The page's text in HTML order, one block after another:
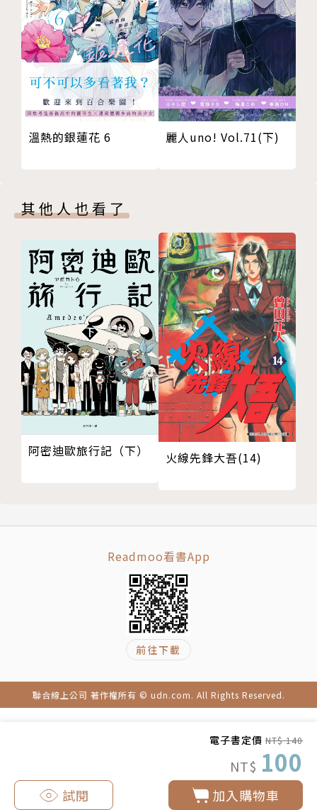
電子書定價 NT$ 140
NT$ 100
加入購物車
試閱
溫熱的銀蓮花 6 麗人uno! Vol.71(下)
其他人也看了
阿密迪歐旅行記（下） 火線先鋒大吾(14)
Readmoo看書App
前往下載
聯合線上公司 著作權所有 © udn.com. All Rights Reserved.